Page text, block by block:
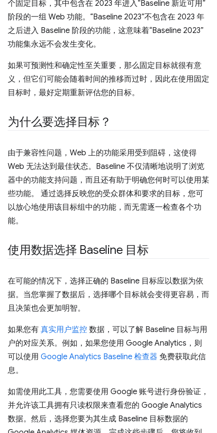
个固定目标，其中包含在 2023 年进入“Baseline 新近可用”
阶段的一组 Web 功能。“Baseline 2023”不包含在 2023 年
之后进入 Baseline 阶段的功能，这意味着“Baseline 2023”
功能集永远不会发生变化。
如果可预测性和确定性至关重要，那么固定目标就很有意
义，但它们可能会随着时间的推移而过时，因此在使用固定
目标时，最好定期重新评估您的目标。
为什么要选择目标？
由于兼容性问题，Web 上的功能采用受到阻碍，这使得
Web 无法达到最佳状态。Baseline 不仅清晰地说明了浏览
器中的功能支持问题，而且还有助于明确您何时可以使用某
些功能。 通过选择反映您的受众群体和要求的目标，您可
以放心地使用该目标组中的功能，而无需逐一检查各个功
能。
使用数据选择 Baseline 目标
在可能的情况下，选择正确的 Baseline 目标应以数据为依
据。当您掌握了数据后，选择哪个目标就会变得更容易，而
且决策也会更加明智。
如果您有 真实用户监控 数据，可以了解 Baseline 目标与用
户的对应关系。例如，如果您使用 Google Analytics，则
可以使用 Google Analytics Baseline 检查器 免费获取此信
息。
如需使用此工具，您需要使用 Google 账号进行身份验证，
并允许该工具拥有只读权限来查看您的 Google Analytics
数据。然后，选择您要为其生成 Baseline 目标数据的